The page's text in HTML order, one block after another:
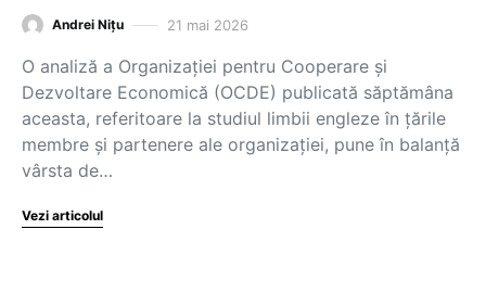
Andrei Nițu 21 mai 2026
O analiză a Organizației pentru Cooperare și
Dezvoltare Economică (OCDE) publicată săptămâna
aceasta, referitoare la studiul limbii engleze în țările
membre și partenere ale organizației, pune în balanță
vârsta de…
Vezi articolul